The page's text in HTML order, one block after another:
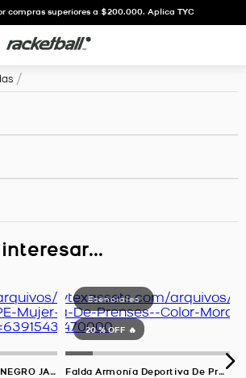
compras superiores a $200.000. Aplica TYC
Falda Preppy Plizada NEGRO JASPE Para Mujer
20 % OFF 🔥
Falda Armonía Deportiva De Prenses, Color Mora Para Mujer